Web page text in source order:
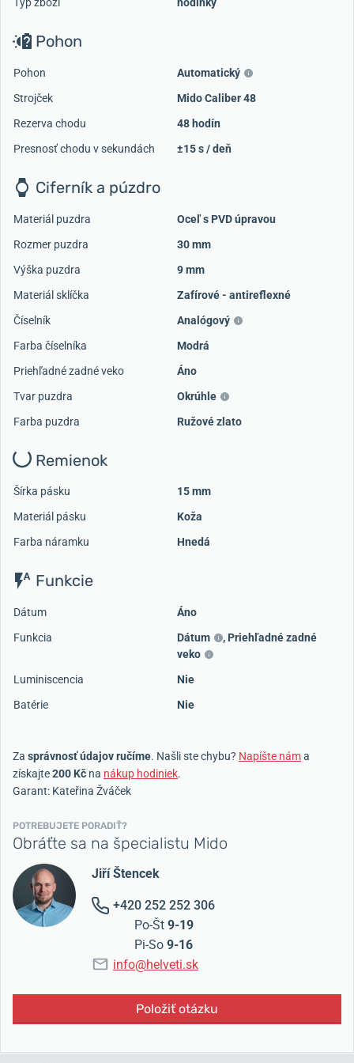
Pohon
Pohon
Automatický
Strojček
Mido Caliber 48
Rezerva chodu
48 hodín
Presnosť chodu v sekundách
±15 s / deň
Ciferník a púzdro
Materiál puzdra
Oceľ s PVD úpravou
Rozmer puzdra
30 mm
Výška puzdra
9 mm
Materiál sklíčka
Zafírové - antireflexné
Číselník
Analógový
Farba číselníka
Modrá
Priehľadné zadné veko
Áno
Tvar puzdra
Okrúhle
Farba puzdra
Ružové zlato
Remienok
Šírka pásku
15 mm
Materiál pásku
Koža
Farba náramku
Hnedá
Funkcie
Dátum
Áno
Funkcia
Dátum , Priehľadné zadné
veko
Luminiscencia
Nie
Batérie
Nie
Za správnosť údajov ručíme. Našli ste chybu? Napíšte náma
získajte200 Kč na nákup hodiniek.
Garant: Kateřina Žváček
POTREBUJETE PORADIŤ?
Obráťte sa na špecialistu Mido
Jiří Štencek
+420 252 252 306
Po-Št 9-19
Pi-So 9-16
info@helveti.sk
Položiť otázku